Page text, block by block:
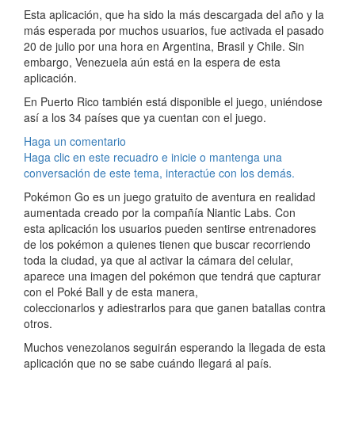
Esta aplicación, que ha sido la más descargada del año y la
más esperada por muchos usuarios, fue activada el pasado
20 de julio por una hora en Argentina, Brasil y Chile. Sin
embargo, Venezuela aún está en la espera de esta
aplicación.
En Puerto Rico también está disponible el juego, uniéndose
así a los 34 países que ya cuentan con el juego.
Haga un comentario
Haga clic en este recuadro e inicie o mantenga una
conversación de este tema, interactúe con los demás.
Pokémon Go es un juego gratuito de aventura en realidad
aumentada creado por la compañía Niantic Labs. Con
esta aplicación los usuarios pueden sentirse entrenadores
de los pokémon a quienes tienen que buscar recorriendo
toda la ciudad, ya que al activar la cámara del celular,
aparece una imagen del pokémon que tendrá que capturar
con el Poké Ball y de esta manera,
coleccionarlos y adiestrarlos para que ganen batallas contra
otros.
Muchos venezolanos seguirán esperando la llegada de esta
aplicación que no se sabe cuándo llegará al país.